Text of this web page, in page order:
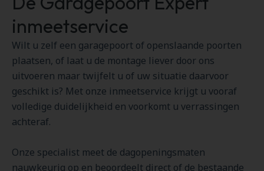
inmeetservice
Wilt u zelf een garagepoort of openslaande poorten
plaatsen, of laat u de montage liever door ons
uitvoeren maar twijfelt u of uw situatie daarvoor
geschikt is? Met onze inmeetservice krijgt u vooraf
volledige duidelijkheid en voorkomt u verrassingen
achteraf.
Onze specialist meet de dagopeningsmaten
nauwkeurig op en beoordeelt direct of de bestaande